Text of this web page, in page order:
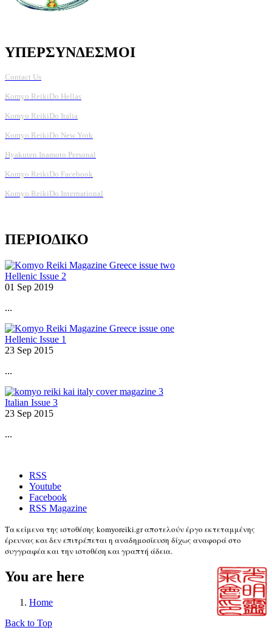
ΥΠΕΡΣΥΝΔΕΣΜΟΙ
Contact Us
Komyo ReikiDo Hellas
Komyo ReikiDo Italia
Komyo ReikiDo New York
Hyakuten Inamoto Personal
Komyo ReikiDo Facebook
Komyo ReikiDo International
ΠΕΡΙΟΔΙΚΟ
Hellenic Issue 2
01 Sep 2019
...
Hellenic Issue 1
23 Sep 2015
...
Italian Issue 3
23 Sep 2015
...
RSS
Youtube
Facebook
RSS Magazine
Τα κείμενα της ιστοθέσης komyoreiki.gr αποτελούν έργο εκτεταμμένης
έρευνας και δεν επιτρέπεται η αναδημοσίευση δίχως αναφορά στο
συγγραφέα και την ιστοθέση και γραπτή άδεια.
You are here
Home
Back to Top